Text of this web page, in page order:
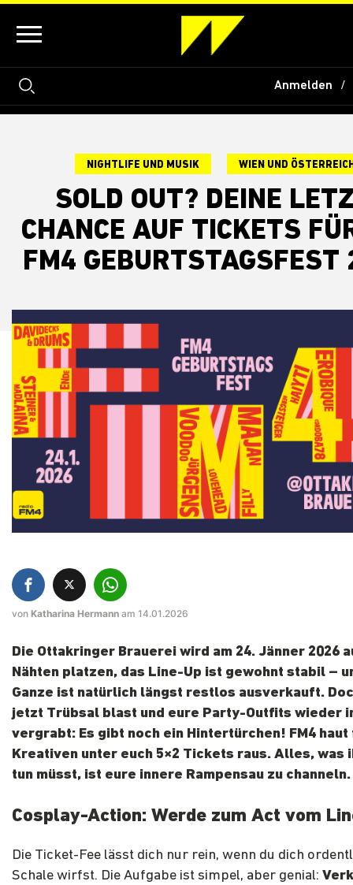
Anmelden
NIGHTLIFE UND MUSIK WIEN UND
SOLD OUT? DEINE
CHANCE AUF TICKETS
FM4 GEBURTSTAGSFEST
von Katharina Hermann am 14.01.2026
Die Ottakringer Brauerei wird am 24. Jänner 2026
Nähten platzen, das Line-Up ist gewohnt stabil –
Ganze ist natürlich längst restlos ausverkauft.
jetzt Trübsal blast und eure Party-Outfits wieder
vergrabt: Es gibt noch ein Hintertürchen! FM4
Kreativen unter euch 5×2 Tickets raus. Alles, was
tun müsst, ist eure innere Rampensau zu channeln.
Cosplay-Action: Werde zum Act vom
Die Ticket-Fee lässt dich nur rein, wenn du dich
Schale wirfst. Die Aufgabe ist simpel, aber genial: